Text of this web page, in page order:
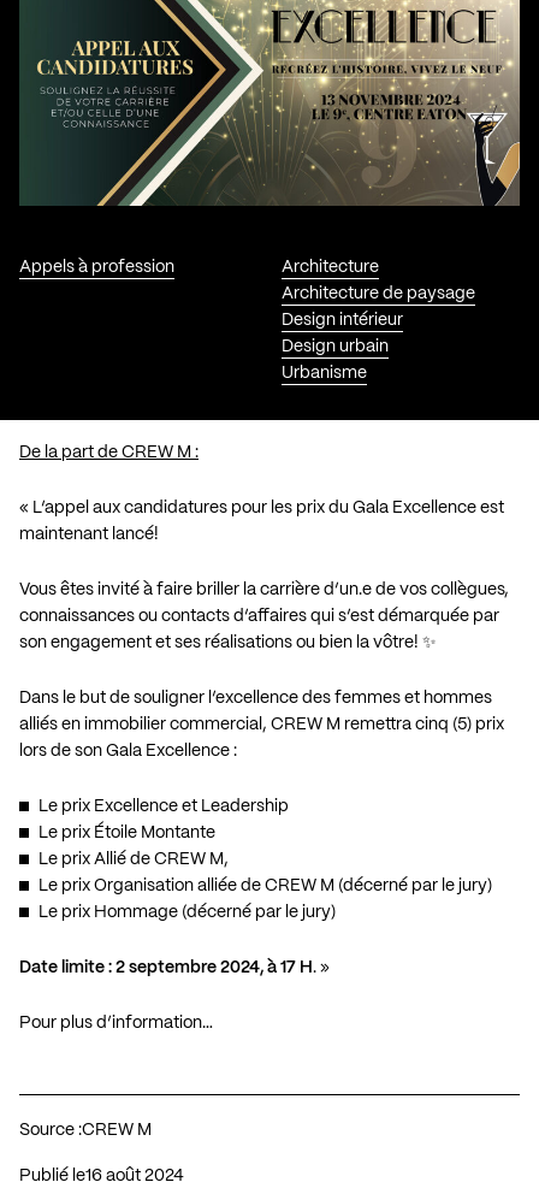
Appels à profession
Architecture
Architecture de paysage
Design intérieur
Design urbain
Urbanisme
De la part de CREW M :
« L’appel aux candidatures pour les prix du Gala Excellence est
maintenant lancé!
Vous êtes invité à faire briller la carrière d’un.e de vos collègues,
connaissances ou contacts d’affaires qui s’est démarquée par
son engagement et ses réalisations ou bien la vôtre! ✨
Dans le but de souligner l’excellence des femmes et hommes
alliés en immobilier commercial, CREW M remettra cinq (5) prix
lors de son Gala Excellence :
Le prix Excellence et Leadership
Le prix Étoile Montante
Le prix Allié de CREW M,
Le prix Organisation alliée de CREW M (décerné par le jury)
Le prix Hommage (décerné par le jury)
Date limite : 2 septembre 2024, à 17 H . »
Pour plus d’information…
Source :CREW M
Publié le 16 août 2024